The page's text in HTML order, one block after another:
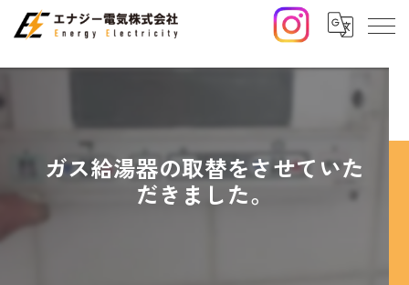
ガス給湯器の取替をさせていた
だきました。